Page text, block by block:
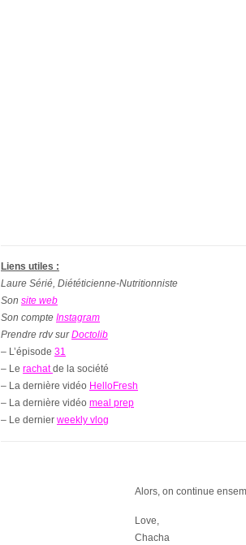
Liens utiles :
Laure Sérié, Diététicienne-Nutritionniste
Son site web
Son compte Instagram
Prendre rdv surDoctolib
– L’épisode 31
– Le rachat de la société
– La dernière vidéo HelloFresh
– La dernière vidéo meal prep
– Le dernier weekly vlog
Alors, on continue
Love,
Chacha